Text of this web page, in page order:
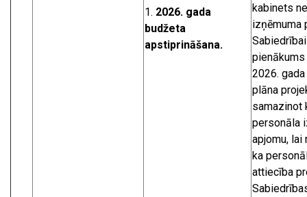
1. 2026. gada
budžeta
apstiprināšana.
kabinets
izņēmuma
2026.
plāna
samazinot
personāla
apjomu, lai
ka
attiecība